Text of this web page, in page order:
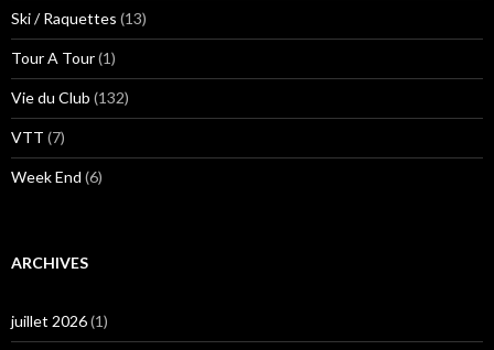
Ski / Raquettes (13)
Tour A Tour(1)
Vie du Club (132)
VTT (7)
Week End (6)
ARCHIVES
juillet 2026(1)